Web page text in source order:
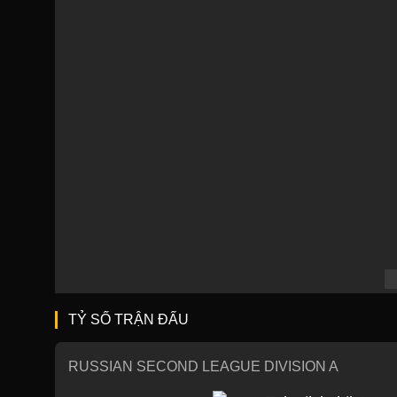
TỶ SỐ TRẬN ĐẤU
RUSSIAN SECOND LEAGUE DIVISION A